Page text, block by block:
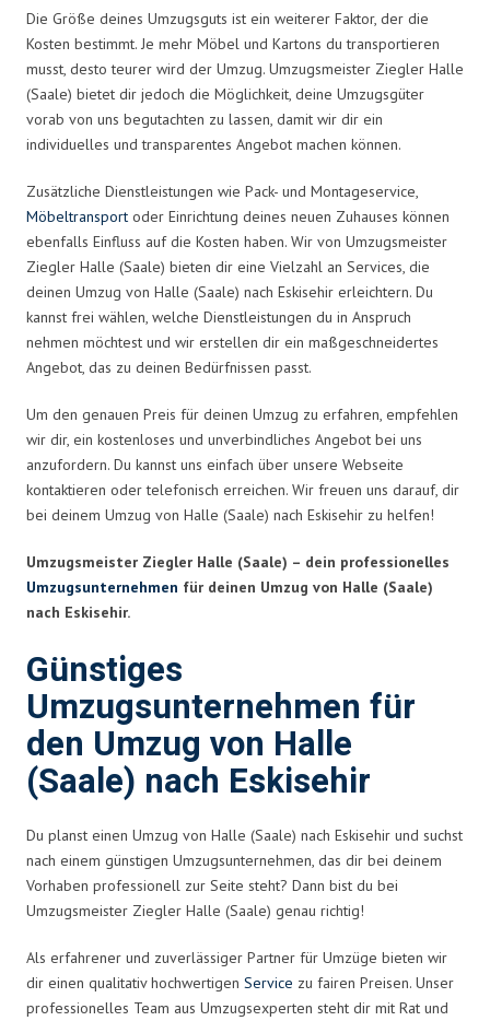
Die Größe deines Umzugsguts ist ein weiterer Faktor, der die
Kosten bestimmt. Je mehr Möbel und Kartons du transportieren
musst, desto teurer wird der Umzug. Umzugsmeister Ziegler Halle
(Saale) bietet dir jedoch die Möglichkeit, deine Umzugsgüter
vorab von uns begutachten zu lassen, damit wir dir ein
individuelles und transparentes Angebot machen können.
Zusätzliche Dienstleistungen wie Pack- und Montageservice,
Möbeltransport oder Einrichtung deines neuen Zuhauses können
ebenfalls Einfluss auf die Kosten haben. Wir von Umzugsmeister
Ziegler Halle (Saale) bieten dir eine Vielzahl an Services, die
deinen Umzug von Halle (Saale) nach Eskisehir erleichtern. Du
kannst frei wählen, welche Dienstleistungen du in Anspruch
nehmen möchtest und wir erstellen dir ein maßgeschneidertes
Angebot, das zu deinen Bedürfnissen passt.
Um den genauen Preis für deinen Umzug zu erfahren, empfehlen
wir dir, ein kostenloses und unverbindliches Angebot bei uns
anzufordern. Du kannst uns einfach über unsere Webseite
kontaktieren oder telefonisch erreichen. Wir freuen uns darauf, dir
bei deinem Umzug von Halle (Saale) nach Eskisehir zu helfen!
Umzugsmeister Ziegler Halle (Saale) – dein professionelles
Umzugsunternehmen für deinen Umzug von Halle (Saale)
nach Eskisehir.
Günstiges
Umzugsunternehmen für
den Umzug von Halle
(Saale) nach Eskisehir
Du planst einen Umzug von Halle (Saale) nach Eskisehir und suchst
nach einem günstigen Umzugsunternehmen, das dir bei deinem
Vorhaben professionell zur Seite steht? Dann bist du bei
Umzugsmeister Ziegler Halle (Saale) genau richtig!
Als erfahrener und zuverlässiger Partner für Umzüge bieten wir
dir einen qualitativ hochwertigen Service zu fairen Preisen. Unser
professionelles Team aus Umzugsexperten steht dir mit Rat und